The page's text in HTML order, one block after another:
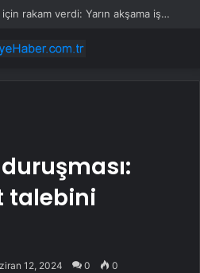
Filiz Eryılmaz gram altın için rakam verdi: Yarın akşama işaret etti
talebini
12, 2024 0 0